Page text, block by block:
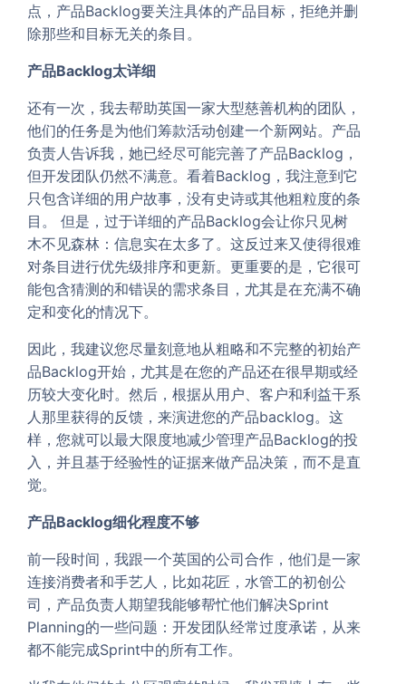
点，产品Backlog要关注具体的产品目标，拒绝并删
除那些和目标无关的条目。
产品Backlog太详细
还有一次，我去帮助英国一家大型慈善机构的团队，
他们的任务是为他们筹款活动创建一个新网站。产品
负责人告诉我，她已经尽可能完善了产品Backlog，
但开发团队仍然不满意。看着Backlog，我注意到它
只包含详细的用户故事，没有史诗或其他粗粒度的条
目。 但是，过于详细的产品Backlog会让你只见树
木不见森林：信息实在太多了。这反过来又使得很难
对条目进行优先级排序和更新。更重要的是，它很可
能包含猜测的和错误的需求条目，尤其是在充满不确
定和变化的情况下。
因此，我建议您尽量刻意地从粗略和不完整的初始产
品Backlog开始，尤其是在您的产品还在很早期或经
历较大变化时。然后，根据从用户、客户和利益干系
人那里获得的反馈，来演进您的产品backlog。这
样，您就可以最大限度地减少管理产品Backlog的投
入，并且基于经验性的证据来做产品决策，而不是直
觉。
产品Backlog细化程度不够
前一段时间，我跟一个英国的公司合作，他们是一家
连接消费者和手艺人，比如花匠，水管工的初创公
司，产品负责人期望我能够帮忙他们解决Sprint
Planning的一些问题：开发团队经常过度承诺，从来
都不能完成Sprint中的所有工作。